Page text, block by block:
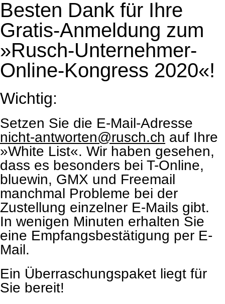
Besten Dank für Ihre
Gratis-Anmeldung zum
»Rusch-Unternehmer-
Online-Kongress 2020«!
Wichtig:
Setzen Sie die E-Mail-Adresse
nicht-antworten@rusch.ch auf Ihre
»White List«. Wir haben gesehen,
dass es besonders bei T-Online,
bluewin, GMX und Freemail
manchmal Probleme bei der
Zustellung einzelner E-Mails gibt.
In wenigen Minuten erhalten Sie
eine Empfangsbestätigung per E-
Mail.
Ein Überraschungspaket liegt für
Sie bereit!